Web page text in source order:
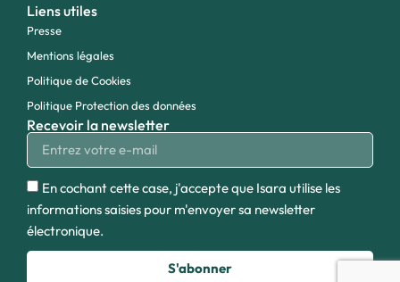
Liens utiles
Presse
Mentions légales
Politique de Cookies
Politique Protection des données
Recevoir la newsletter
En cochant cette case, j'accepte que Isara utilise les
informations saisies pour m'envoyer sa newsletter
électronique.
S'abonner